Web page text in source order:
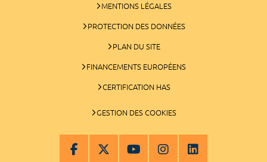
MENTIONS LÉGALES
PROTECTION DES DONNÉES
PLAN DU SITE
FINANCEMENTS EUROPÉENS
CERTIFICATION HAS
GESTION DES COOKIES